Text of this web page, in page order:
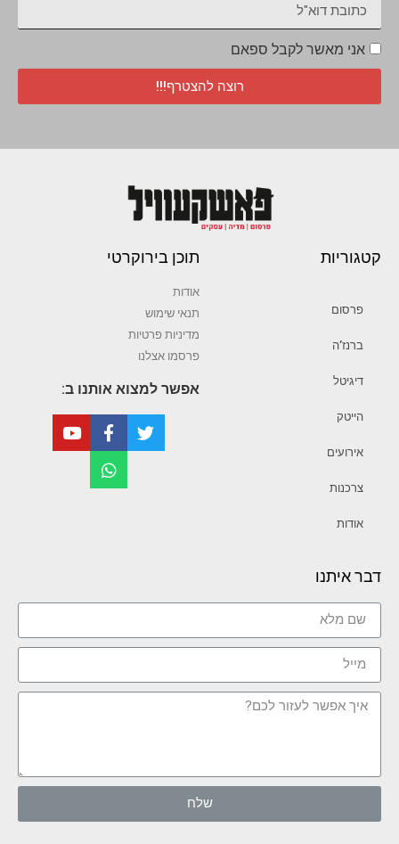
אני מאשר לקבל ספאם
רוצה להצטרף!!!
קטגוריות
פרסום
ברנז’ה
דיגיטל
הייטק
אירועים
צרכנות
אודות
תוכן בירוקרטי
אודות
תנאי שימוש
מדיניות פרטיות
פרסמו אצלנו
אפשר למצוא אותנו ב:
דבר איתנו
שלח